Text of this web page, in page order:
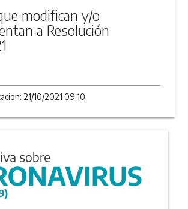
modifican y/o
a Resolución
21/10/2021 09:10